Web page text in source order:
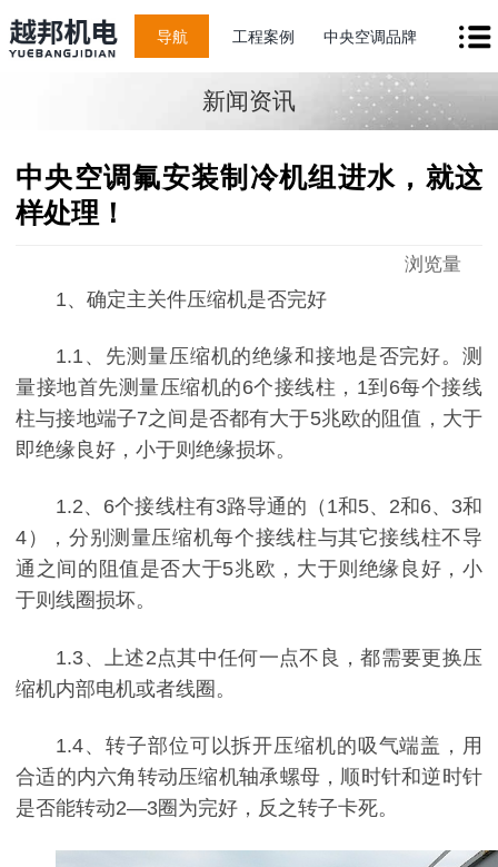
导航 工程案例 中央空调品牌
新闻资讯
中央空调氟安装制冷机组进水，就这
样处理！
浏览量
1、确定主关件压缩机是否完好
1.1、先测量压缩机的绝缘和接地是否完好。测
量接地首先测量压缩机的6个接线柱，1到6每个接线
柱与接地端子7之间是否都有大于5兆欧的阻值，大于
即绝缘良好，小于则绝缘损坏。
1.2、6个接线柱有3路导通的（1和5、2和6、3和
4），分别测量压缩机每个接线柱与其它接线柱不导
通之间的阻值是否大于5兆欧，大于则绝缘良好，小
于则线圈损坏。
1.3、上述2点其中任何一点不良，都需要更换压
缩机内部电机或者线圈。
1.4、转子部位可以拆开压缩机的吸气端盖，用
合适的内六角转动压缩机轴承螺母，顺时针和逆时针
是否能转动2—3圈为完好，反之转子卡死。